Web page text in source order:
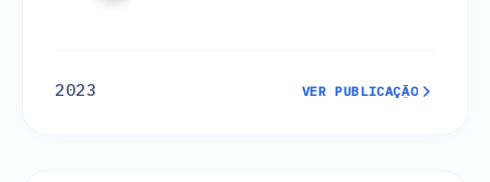
2023
VER PUBLICAÇÃO